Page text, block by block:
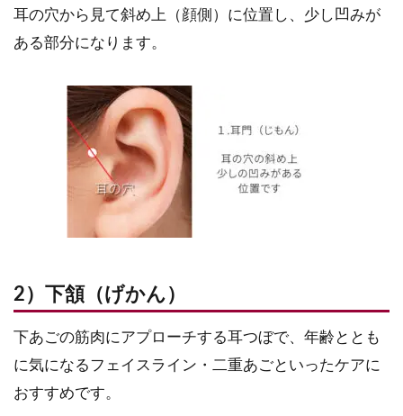
耳の穴から見て斜め上（顔側）に位置し、少し凹みが
ある部分になります。
2）下頷（げかん）
下あごの筋肉にアプローチする耳つぼで、年齢ととも
に気になるフェイスライン・二重あごといったケアに
おすすめです。